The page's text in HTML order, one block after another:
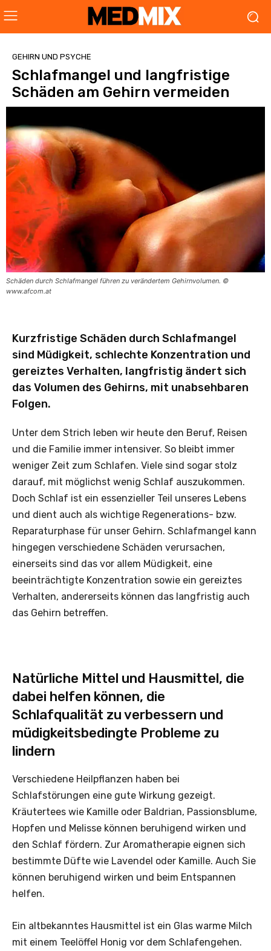
GEHIRN UND PSYCHE
Schlafmangel und langfristige
Schäden am Gehirn vermeiden
Schäden durch Schlafmangel führen zu verändertem Gehirnvolumen. ©
www.afcom.at
Kurzfristige Schäden durch Schlafmangel
sind Müdigkeit, schlechte Konzentration und
gereiztes Verhalten, langfristig ändert sich
das Volumen des Gehirns, mit unabsehbaren
Folgen.
Unter dem Strich leben wir heute den Beruf, Reisen
und die Familie immer intensiver. So bleibt immer
weniger Zeit zum Schlafen. Viele sind sogar stolz
darauf, mit möglichst wenig Schlaf auszukommen.
Doch Schlaf ist ein essenzieller Teil unseres Lebens
und dient auch als wichtige Regenerations- bzw.
Reparaturphase für unser Gehirn. Schlafmangel kann
hingegen verschiedene Schäden verursachen,
einerseits sind das vor allem Müdigkeit, eine
beeinträchtigte Konzentration sowie ein gereiztes
Verhalten, andererseits können das langfristig auch
das Gehirn betreffen.
Natürliche Mittel und Hausmittel, die
dabei helfen können, die
Schlafqualität zu verbessern und
müdigkeitsbedingte Probleme zu
lindern
Verschiedene Heilpflanzen haben bei
Schlafstörungen eine gute Wirkung gezeigt.
Kräutertees wie Kamille oder Baldrian, Passionsblume,
Hopfen und Melisse können beruhigend wirken und
den Schlaf fördern. Zur Aromatherapie eignen sich
bestimmte Düfte wie Lavendel oder Kamille. Auch Sie
können beruhigend wirken und beim Entspannen
helfen.
Ein altbekanntes Hausmittel ist ein Glas warme Milch
mit einem Teelöffel Honig vor dem Schlafengehen.